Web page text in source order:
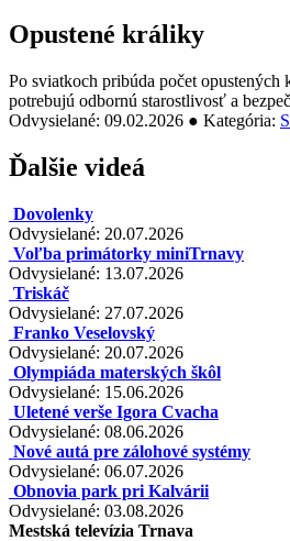
Opustené králiky
Po sviatkoch pribúda počet opustených
potrebujú odbornú starostlivosť a
Odvysielané: 09.02.2026 ● Kategória:
Ďalšie videá
Dovolenky
Odvysielané: 20.07.2026
Voľba primátorky miniTrnavy
Odvysielané: 13.07.2026
Triskáč
Odvysielané: 27.07.2026
Franko Veselovský
Odvysielané: 20.07.2026
Olympiáda materských škôl
Odvysielané: 15.06.2026
Uletené verše Igora Cvacha
Odvysielané: 08.06.2026
Nové autá pre zálohové systémy
Odvysielané: 06.07.2026
Obnovia park pri Kalvárii
Odvysielané: 03.08.2026
Mestská televízia Trnava